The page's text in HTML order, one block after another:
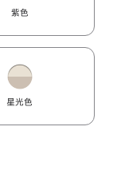
紫色
星光色